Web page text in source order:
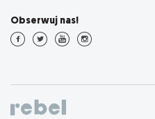
Obserwuj nas!